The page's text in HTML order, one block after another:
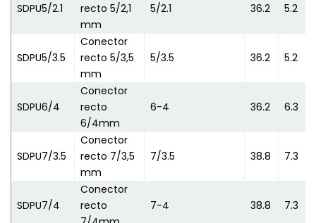
SDPU5/2.1
recto 5/2,1
mm
5/2.1 36.2 5.2
SDPU5/3.5
Conector
recto 5/3,5
mm
5/3.5 36.2 5.2
SDPU6/4
Conector
recto
6/4mm
6-4 36.2 6.3
SDPU7/3.5
Conector
recto 7/3,5
mm
7/3.5 38.8 7.3
SDPU7/4
Conector
recto
7-4 38.8 7.3